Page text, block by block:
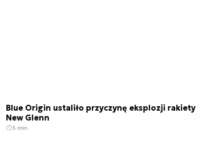
Blue Origin ustaliło przyczynę eksplozji rakiety
New Glenn
3 min.